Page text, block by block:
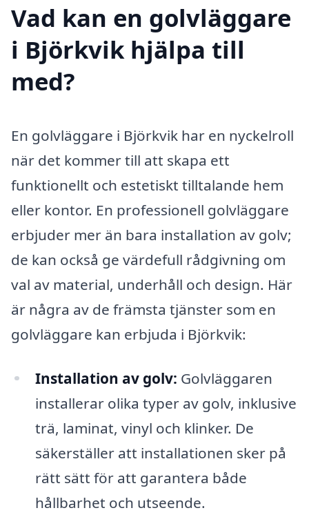
Vad kan en golvläggare
i Björkvik hjälpa till
med?
En golvläggare i Björkvik har en nyckelroll
när det kommer till att skapa ett
funktionellt och estetiskt tilltalande hem
eller kontor. En professionell golvläggare
erbjuder mer än bara installation av golv;
de kan också ge värdefull rådgivning om
val av material, underhåll och design. Här
är några av de främsta tjänster som en
golvläggare kan erbjuda i Björkvik:
Installation av golv: Golvläggaren
installerar olika typer av golv, inklusive
trä, laminat, vinyl och klinker. De
säkerställer att installationen sker på
rätt sätt för att garantera både
hållbarhet och utseende.